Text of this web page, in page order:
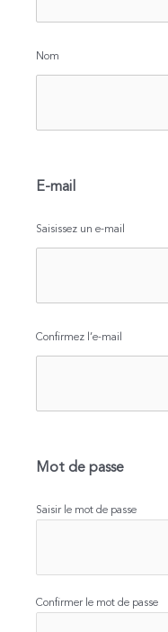
Nom
E-mail
Saisissez un e-mail
Confirmez l’e-mail
Mot de passe
Saisir le mot de passe
Confirmer le mot de passe